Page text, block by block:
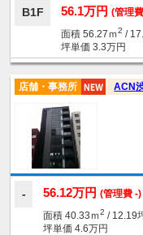
B1F 56.1万円 (管理
面積 56.27ｍ2 /
坪単価 3.3万円
店舗・事務所
ACN
56.12万円 (管理費 -)
面積 40.33ｍ2 / 12.19
坪単価 4.6万円